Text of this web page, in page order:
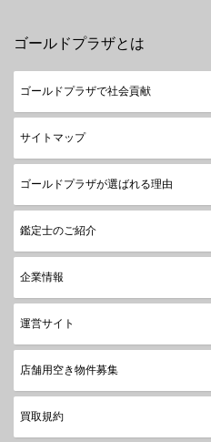
ゴールドプラザとは
ゴールドプラザで社会貢献
サイトマップ
ゴールドプラザが選ばれる理由
鑑定士のご紹介
企業情報
運営サイト
店舗用空き物件募集
買取規約